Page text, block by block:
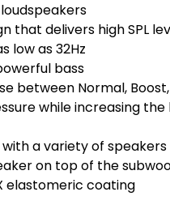
delivers high SPL
low as 32Hz
bass
between Normal,
while increasing
a variety of
on top of the
elastomeric coating